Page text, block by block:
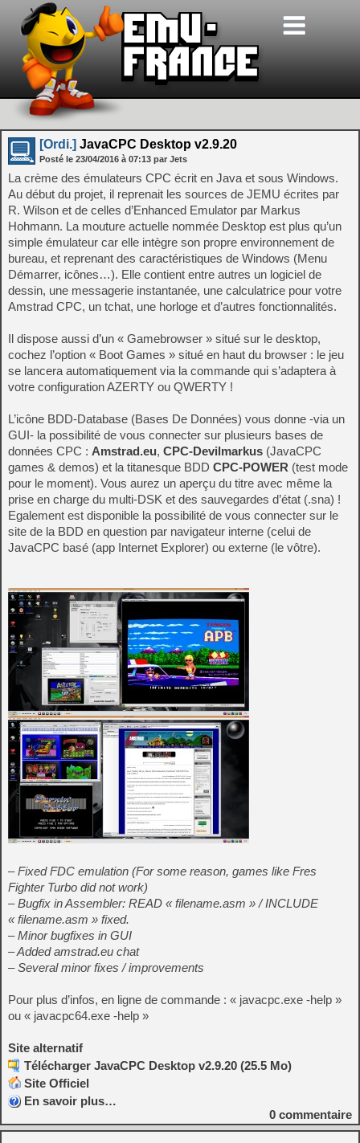
[Ordi.] JavaCPC Desktop v2.9.20
Posté le 23/04/2016 à 07:13 par Jets
La crème des émulateurs CPC écrit en Java et sous Windows.
Au début du projet, il reprenait les sources de JEMU écrites par
R. Wilson et de celles d’Enhanced Emulator par Markus
Hohmann. La mouture actuelle nommée Desktop est plus qu’un
simple émulateur car elle intègre son propre environnement de
bureau, et reprenant des caractéristiques de Windows (Menu
Démarrer, icônes…). Elle contient entre autres un logiciel de
dessin, une messagerie instantanée, une calculatrice pour votre
Amstrad CPC, un tchat, une horloge et d’autres fonctionnalités.
Il dispose aussi d’un « Gamebrowser » situé sur le desktop,
cochez l’option « Boot Games » situé en haut du browser : le jeu
se lancera automatiquement via la commande qui s’adaptera à
votre configuration AZERTY ou QWERTY !
L’icône BDD-Database (Bases De Données) vous donne -via un
GUI- la possibilité de vous connecter sur plusieurs bases de
données CPC : Amstrad.eu, CPC-Devilmarkus (JavaCPC
games & demos) et la titanesque BDD CPC-POWER (test mode
pour le moment). Vous aurez un aperçu du titre avec même la
prise en charge du multi-DSK et des sauvegardes d’état (.sna) !
Egalement est disponible la possibilité de vous connecter sur le
site de la BDD en question par navigateur interne (celui de
JavaCPC basé (app Internet Explorer) ou externe (le vôtre).
– Fixed FDC emulation (For some reason, games like Fres
Fighter Turbo did not work)
– Bugfix in Assembler: READ « filename.asm » / INCLUDE
« filename.asm » fixed.
– Minor bugfixes in GUI
– Added amstrad.eu chat
– Several minor fixes / improvements
Pour plus d’infos, en ligne de commande : « javacpc.exe -help »
ou « javacpc64.exe -help »
Site alternatif
Télécharger JavaCPC Desktop v2.9.20 (25.5 Mo)
Site Officiel
En savoir plus…
0 commentaire